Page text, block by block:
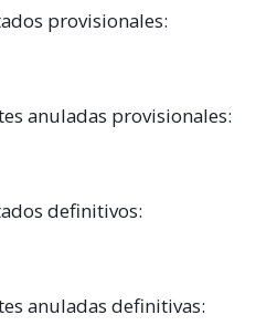
provisionales:
anuladas provisionales:
definitivos:
anuladas definitivas: